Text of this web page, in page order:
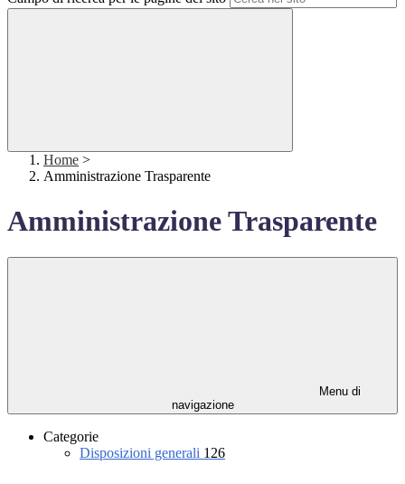
Home >
Amministrazione Trasparente
Amministrazione Trasparente
Menu di
navigazione
Categorie
Disposizioni generali 126